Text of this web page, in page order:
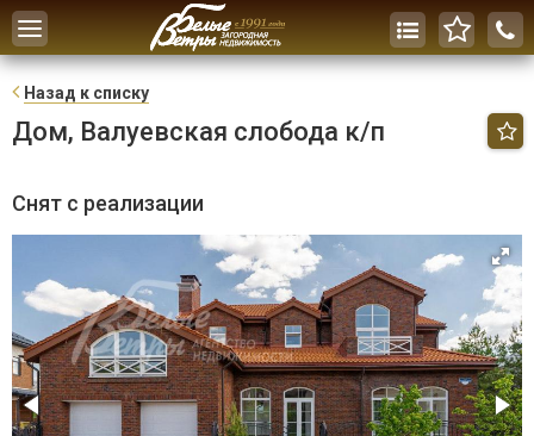
Toggle
navigation
Назад к списку
Дом, Валуевская слобода к/п
Снят с реализации